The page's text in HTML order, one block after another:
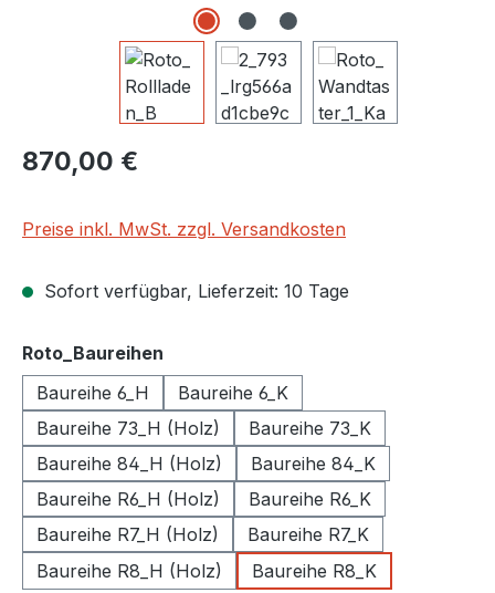
Regulärer Preis:
870,00 €
Preise inkl. MwSt. zzgl. Versandkosten
Sofort verfügbar, Lieferzeit: 10 Tage
Roto_Baureihen
Baureihe 6_H
Baureihe 6_K
Baureihe 73_H (Holz)
Baureihe 73_K
Baureihe 84_H (Holz)
Baureihe 84_K
Baureihe R6_H (Holz)
Baureihe R6_K
Baureihe R7_H (Holz)
Baureihe R7_K
Baureihe R8_H (Holz)
Baureihe R8_K